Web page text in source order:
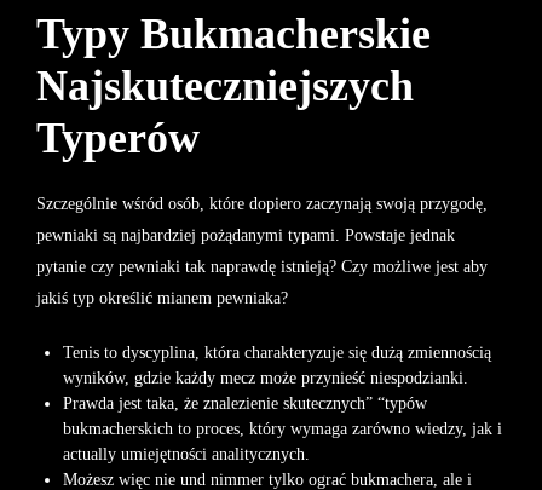
Typy Bukmacherskie
Najskuteczniejszych
Typerów
Szczególnie wśród osób, które dopiero zaczynają swoją przygodę,
pewniaki są najbardziej pożądanymi typami. Powstaje jednak
pytanie czy pewniaki tak naprawdę istnieją? Czy możliwe jest aby
jakiś typ określić mianem pewniaka?
Tenis to dyscyplina, która charakteryzuje się dużą zmiennością
wyników, gdzie każdy mecz może przynieść niespodzianki.
Prawda jest taka, że znalezienie skutecznych” “typów
bukmacherskich to proces, który wymaga zarówno wiedzy, jak i
actually umiejętności analitycznych.
Możesz więc nie und nimmer tylko ograć bukmachera, ale i